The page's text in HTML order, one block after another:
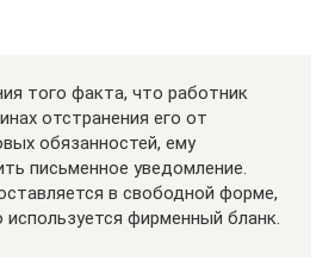
того факта, что работник
отстранения его от
обязанностей, ему
письменное уведомление.
в свободной форме,
фирменный бланк.